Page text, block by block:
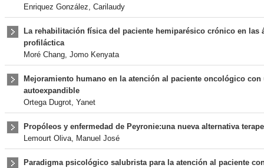
Enriquez González, Carilaudy
La rehabilitación física del paciente hemiparésico crónico en las
profiláctica
Moré Chang, Jomo Kenyata
Mejoramiento humano en la atención al paciente oncológico
autoexpandible
Ortega Dugrot, Yanet
Propóleos y enfermedad de Peyronie:una nueva alternativa
Lemourt Oliva, Manuel José
Paradigma psicológico salubrista para la atención al paciente